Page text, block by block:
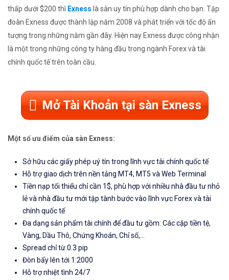
thấp dưới $200 thì Exness là sàn uy tín phù hợp dành cho bạn. Tập
đoàn Exness được thành lập năm 2008 và phát triển với tốc độ ấn
tượng trong những năm gần đây. Hiện nay Exness được công nhận
là một trong những công ty hàng đầu trong ngành Forex và tài
chính quốc tế trên toàn cầu.
Mở Tài Khoản tại sàn Exness
Một số ưu điểm của sàn Exness:
Sở hữu các giấy phép uý tín trong lĩnh vực tài chính quốc tế
Hỗ trợ giao dịch trên nền tảng MT4, MT5 và Web Terminal
Tiền nạp tối thiểu chỉ cần 1$, phù hợp với nhiều nhà đầu tư nhỏ
lẻ và nhà đầu tư mới tập tành bước vào lĩnh vực Forex và tài
chính quốc tế
Đa dạng sản phẩm tài chính để đầu tư gồm: Các cặp tiền tệ,
Vàng, Dầu Thô, Chứng Khoán, Chỉ số,...
Spread chỉ từ 0.3 pip
Đòn bẩy lên tới 1:2000
Hỗ trợ nhiệt tình 24/7